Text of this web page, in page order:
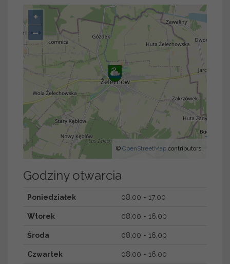
+
–
© OpenStreetMap contributors.
Godziny otwarcia
Poniedziałek 08:00 - 17:00
Wtorek 08:00 - 16:00
Środa 08:00 - 16:00
Czwartek 08:00 - 16:00